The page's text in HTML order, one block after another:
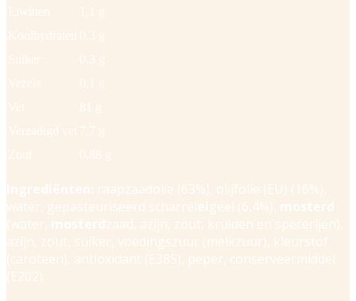
Eiwitten
1,1 g
Koolhydraten
0,3 g
Suiker
0,3 g
Vezels
0,1 g
Vet
81 g
Verzadigd vet 7,7 g
Zout
0,88 g
Ingrediënten: raapzaadolie (63%), olijfolie (EU) (16%),
water, gepasteuriseerd scharreleigeel (6,4%), mosterd
(water, mosterdzaad, azijn, zout, kruiden en specerijen),
azijn, zout, suiker, voedingszuur (melkzuur), kleurstof
(caroteen), antioxidant (E385), peper, conserveermiddel
(E202).